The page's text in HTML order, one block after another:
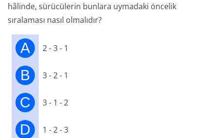
hâlinde, sürücülerin bunlara uymadaki öncelik
sıralaması nasıl olmalıdır?
A 2 - 3 - 1
B 3 - 2 - 1
C 3 - 1 - 2
D 1 - 2 - 3